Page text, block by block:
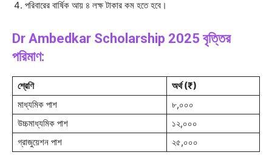
পরিবারের বার্ষিক আয় ৪ লক্ষ টাকার কম হতে হবে।
Dr Ambedkar Scholarship 2025 বৃত্তির
পরিমাণ:
শ্রেণি
অর্থ (₹)
মাধ্যমিক পাশ
৮,০০০
উচ্চমাধ্যমিক পাশ
১২,০০০
গ্রাজুয়েশন পাশ
২৫,০০০